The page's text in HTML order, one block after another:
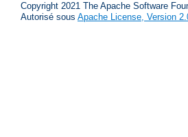
Copyright 2021 The Apache Software
Autorisé sous Apache License, Version